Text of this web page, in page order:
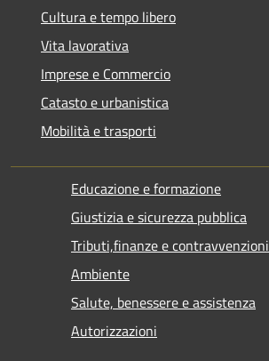
Cultura e tempo libero
Vita lavorativa
Imprese e Commercio
Catasto e urbanistica
Mobilità e trasporti
Educazione e formazione
Giustizia e sicurezza pubblica
Tributi,finanze e contravvenzioni
Ambiente
Salute, benessere e assistenza
Autorizzazioni